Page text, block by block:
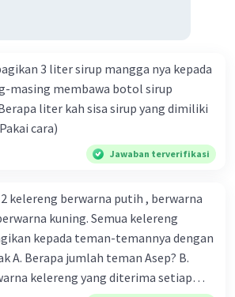
3 liter sirup mangga nya kepada
masing membawa botol sirup
liter kah sisa sirup yang dimiliki
cara)
Jawaban terverifikasi
kelereng berwarna putih , berwarna
kuning. Semua kelereng
kepada teman-temannya dengan
A. Berapa jumlah teman Asep? B.
kelereng yang diterima setiap